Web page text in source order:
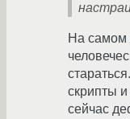
На самом
скрипты
сейчас